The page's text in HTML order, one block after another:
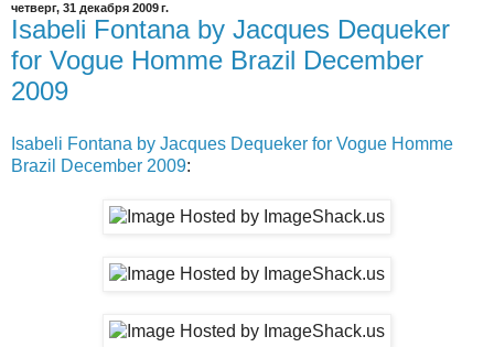
четверг, 31 декабря 2009 г.
Isabeli Fontana by Jacques Dequeker
for Vogue Homme Brazil December
2009
Isabeli Fontana by Jacques Dequeker for Vogue Homme
Brazil December 2009: